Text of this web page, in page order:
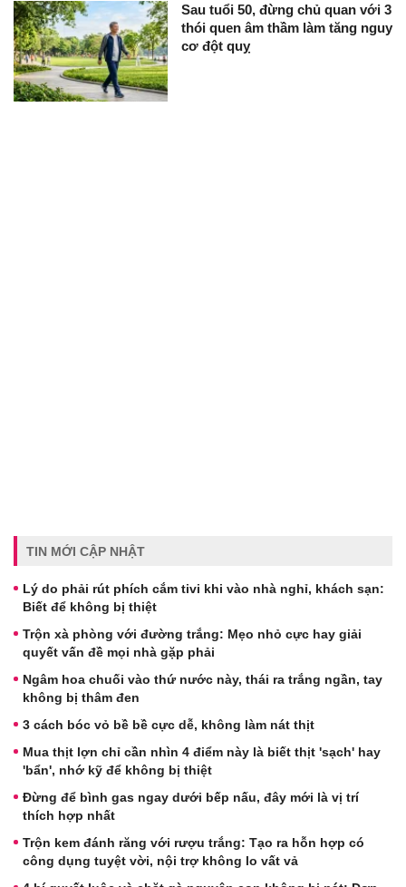
Sau tuổi 50, đừng chủ quan với 3
thói quen âm thầm làm tăng nguy
cơ đột quỵ
TIN MỚI CẬP NHẬT
Lý do phải rút phích cắm tivi khi vào nhà nghỉ, khách sạn:
Biết để không bị thiệt
Trộn xà phòng với đường trắng: Mẹo nhỏ cực hay giải
quyết vấn đề mọi nhà gặp phải
Ngâm hoa chuối vào thứ nước này, thái ra trắng ngần, tay
không bị thâm đen
3 cách bóc vỏ bề bề cực dễ, không làm nát thịt
Mua thịt lợn chỉ cần nhìn 4 điểm này là biết thịt 'sạch' hay
'bẩn', nhớ kỹ để không bị thiệt
Đừng để bình gas ngay dưới bếp nấu, đây mới là vị trí
thích hợp nhất
Trộn kem đánh răng với rượu trắng: Tạo ra hỗn hợp có
công dụng tuyệt vời, nội trợ không lo vất vả